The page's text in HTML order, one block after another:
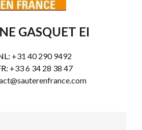
GASQUET EI
+31 40 290 9492
+33 6 34 28 38 47